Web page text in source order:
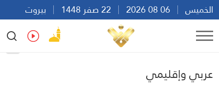
الخميس
بيروت
07:37
Ar
عربي وإقليمي